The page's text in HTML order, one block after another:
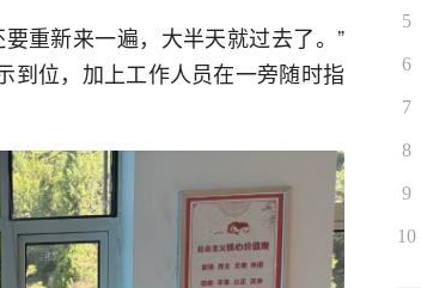
重新来一遍，大半天就过去了。”
到位，加上工作人员在一旁随时指
5
6
7
8
9
10